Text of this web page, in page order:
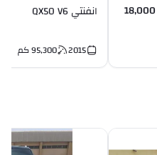
انفنتي QX50 V6
2015
95,300 كم